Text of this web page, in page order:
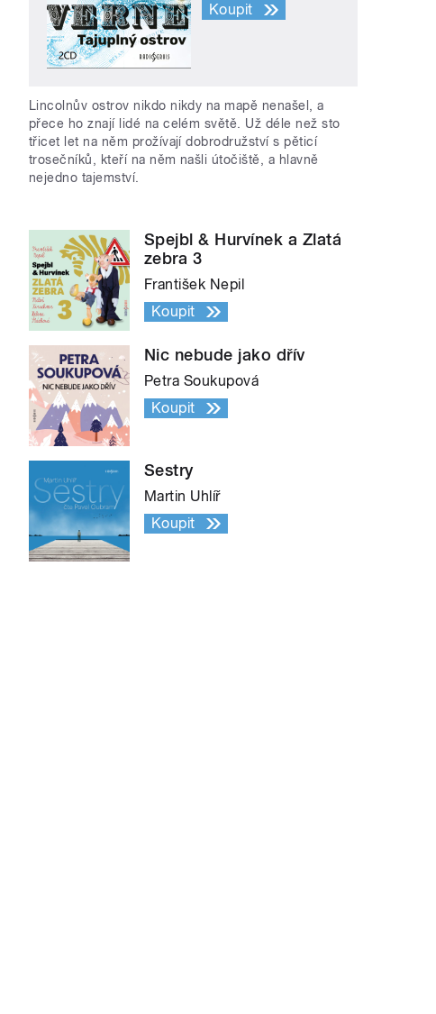
Koupit
Lincolnův ostrov nikdo nikdy na mapě nenašel, a
přece ho znají lidé na celém světě. Už déle než sto
třicet let na něm prožívají dobrodružství s pěticí
trosečníků, kteří na něm našli útočiště, a hlavně
nejedno tajemství.
Spejbl & Hurvínek a Zlatá
zebra 3
František Nepil
Koupit
Nic nebude jako dřív
Petra Soukupová
Koupit
Sestry
Martin Uhlíř
Koupit